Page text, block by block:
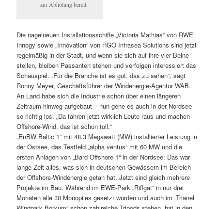
zur Abholung bereit.
Die nagelneuen Installationsschiffe „Victoria Mathias“ von RWE
Innogy sowie „Innovation“ von HGO Infrasea Solutions sind jetzt
regelmäßig in der Stadt, und wenn sie sich auf ihre vier Beine
stellen, bleiben Passanten stehen und verfolgen interessiert das
Schauspiel. „Für die Branche ist es gut, das zu sehen“, sagt
Ronny Meyer, Geschäftsführer der Windenergie-Agentur WAB.
An Land habe sich die Industrie schon über einen längeren
Zeitraum hinweg aufgebaut – nun gehe es auch in der Nordsee
so richtig los. „Da fahren jetzt wirklich Leute raus und machen
Offshore-Wind, das ist schon toll.“
„EnBW Baltic 1“ mit 48,3 Megawatt (MW) installierter Leistung in
der Ostsee, das Testfeld „alpha ventus“ mit 60 MW und die
ersten Anlagen von „Bard Offshore 1“ in der Nordsee: Das war
lange Zeit alles, was sich in deutschen Gewässern im Bereich
der Offshore-Windenergie getan hat. Jetzt sind gleich mehrere
Projekte im Bau. Während im EWE-Park „Riffgat“ in nur drei
Monaten alle 30 Monopiles gesetzt wurden und auch im „Trianel